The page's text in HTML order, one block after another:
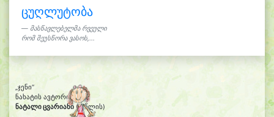
ცუღლუტობა
მასწავლებელმა რვეული
რომ შეუსწორა ვასოს,...
„ჯენი“
ნახატის ავტორი:
ნატალი ცვარიანი (6 წლის)